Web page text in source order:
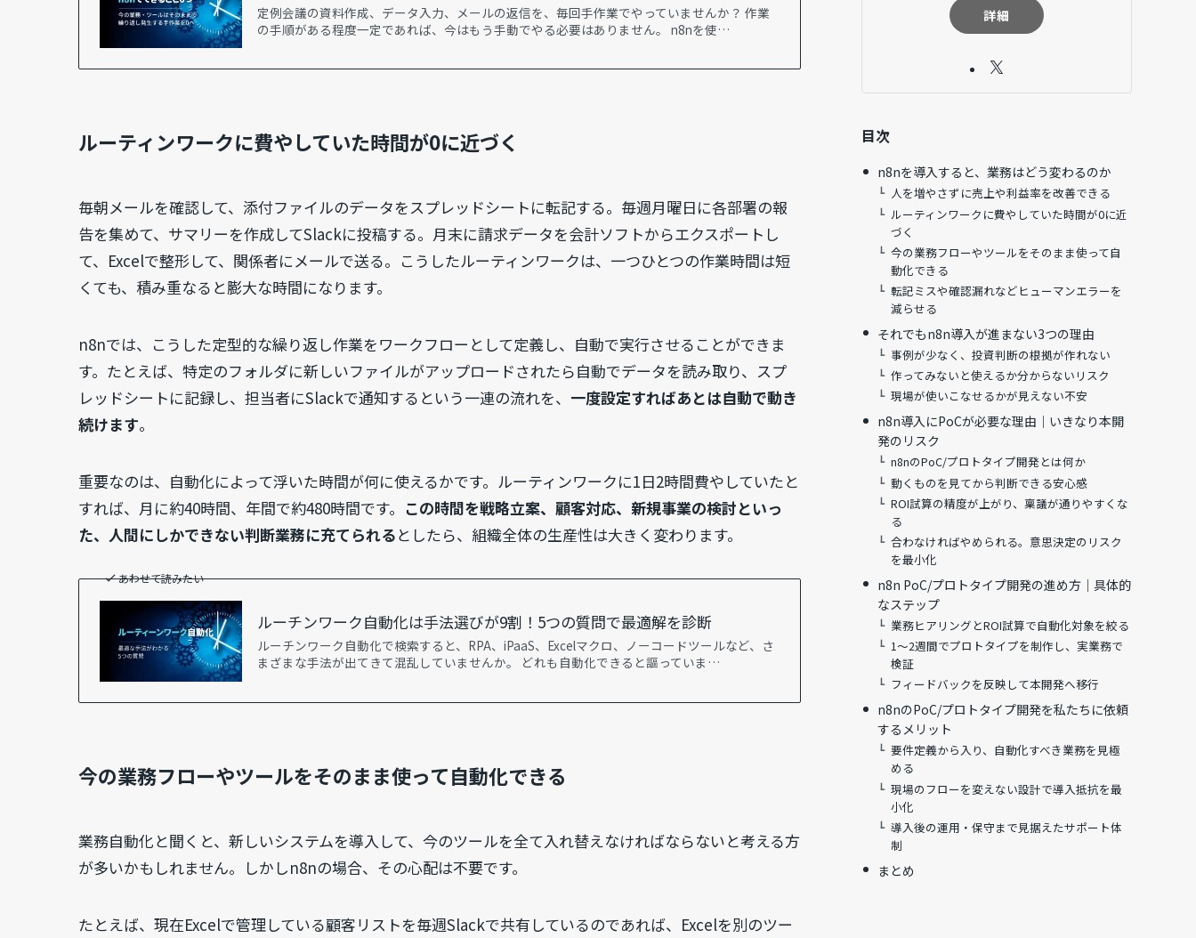
定例会議の資料作成、データ入力、メールの返信を、毎回手作業でやっていませんか？ 作業
の手順がある程度一定であれば、今はもう手動でやる必要はありません。 n8nを使…
ルーティンワークに費やしていた時間が0に近づく
毎朝メールを確認して、添付ファイルのデータをスプレッドシートに転記する。毎週月曜日に各部署の報
告を集めて、サマリーを作成してSlackに投稿する。月末に請求データを会計ソフトからエクスポートし
て、Excelで整形して、関係者にメールで送る。こうしたルーティンワークは、一つひとつの作業時間は短
くても、積み重なると膨大な時間になります。
n8nでは、こうした定型的な繰り返し作業をワークフローとして定義し、自動で実行させることができま
す。たとえば、特定のフォルダに新しいファイルがアップロードされたら自動でデータを読み取り、スプ
レッドシートに記録し、担当者にSlackで通知するという一連の流れを、 一度設定すればあとは自動で動き
続けます。
重要なのは、自動化によって浮いた時間が何に使えるかです。ルーティンワークに1日2時間費やしていたと
すれば、月に約40時間、年間で約480時間です。 この時間を戦略立案、顧客対応、新規事業の検討といっ
た、人間にしかできない判断業務に充てられるとしたら、組織全体の生産性は大きく変わります。
あわせて読みたい
ルーチンワーク自動化は手法選びが9割！5つの質問で最適解を診断
ルーチンワーク自動化で検索すると、RPA、iPaaS、Excelマクロ、ノーコードツールなど、さ
まざまな手法が出てきて混乱していませんか。 どれも自動化できると謳っていま…
今の業務フローやツールをそのまま使って自動化できる
業務自動化と聞くと、新しいシステムを導入して、今のツールを全て入れ替えなければならないと考える方
が多いかもしれません。しかしn8nの場合、その心配は不要です。
たとえば、現在Excelで管理している顧客リストを毎週Slackで共有しているのであれば、Excelを別のツー
詳細
目次
n8nを導入すると、業務はどう変わるのか
人を増やさずに売上や利益率を改善できる
ルーティンワークに費やしていた時間が0に近
づく
今の業務フローやツールをそのまま使って自
動化できる
転記ミスや確認漏れなどヒューマンエラーを
減らせる
それでもn8n導入が進まない3つの理由
事例が少なく、投資判断の根拠が作れない
作ってみないと使えるか分からないリスク
現場が使いこなせるかが見えない不安
n8n導入にPoCが必要な理由｜いきなり本開
発のリスク
n8nのPoC/プロトタイプ開発とは何か
動くものを見てから判断できる安心感
ROI試算の精度が上がり、稟議が通りやすくな
る
合わなければやめられる。意思決定のリスク
を最小化
n8n PoC/プロトタイプ開発の進め方｜具体的
なステップ
業務ヒアリングとROI試算で自動化対象を絞る
1〜2週間でプロトタイプを制作し、実業務で
検証
フィードバックを反映して本開発へ移行
n8nのPoC/プロトタイプ開発を私たちに依頼
するメリット
要件定義から入り、自動化すべき業務を見極
める
現場のフローを変えない設計で導入抵抗を最
小化
導入後の運用・保守まで見据えたサポート体
制
まとめ